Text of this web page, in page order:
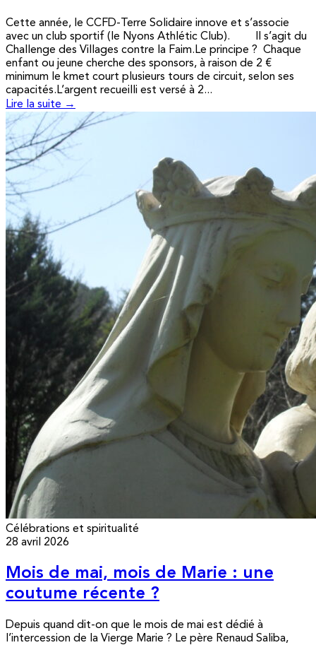
Cette année, le CCFD-Terre Solidaire innove et s’associe
avec un club sportif (le Nyons Athlétic Club). Il s’agit du
Challenge des Villages contre la Faim.Le principe ? Chaque
enfant ou jeune cherche des sponsors, à raison de 2 €
minimum le kmet court plusieurs tours de circuit, selon ses
capacités.L’argent recueilli est versé à 2...
Lire la suite →
Célébrations et spiritualité
28 avril 2026
Mois de mai, mois de Marie : une
coutume récente ?
Depuis quand dit-on que le mois de mai est dédié à
l’intercession de la Vierge Marie ? Le père Renaud Saliba,